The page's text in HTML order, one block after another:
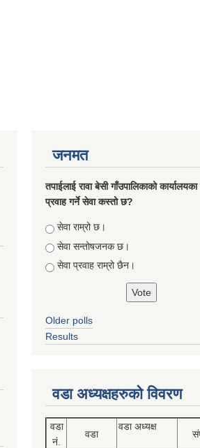
जनमत
तपाईलाई रावा बेसी गाँउपालिकाको कार्यालयका
प्रवाह गर्ने सेवा कस्तो छ?
Choices
सेवा राम्रो छ।
सेवा सन्तोषजनक छ।
सेवा प्रवाह राम्रो छैन।
Older polls
Results
वडा अध्यक्षहरुको विवरण
वडा
नं.
वडा
वडा अध्यक्ष